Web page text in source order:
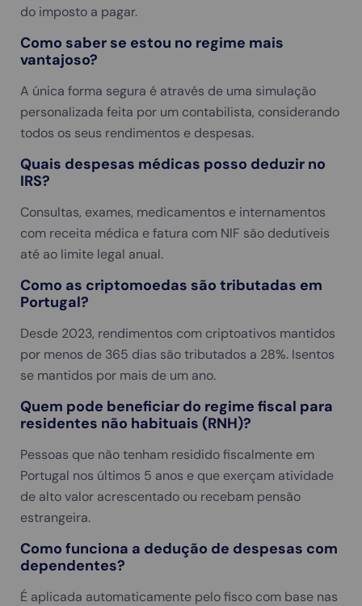
do imposto a pagar.
Como saber se estou no regime mais
vantajoso?
A única forma segura é através de uma simulação
personalizada feita por um contabilista, considerando
todos os seus rendimentos e despesas.
Quais despesas médicas posso deduzir no
IRS?
Consultas, exames, medicamentos e internamentos
com receita médica e fatura com NIF são dedutíveis
até ao limite legal anual.
Como as criptomoedas são tributadas em
Portugal?
Desde 2023, rendimentos com criptoativos mantidos
por menos de 365 dias são tributados a 28%. Isentos
se mantidos por mais de um ano.
Quem pode beneficiar do regime fiscal para
residentes não habituais (RNH)?
Pessoas que não tenham residido fiscalmente em
Portugal nos últimos 5 anos e que exerçam atividade
de alto valor acrescentado ou recebam pensão
estrangeira.
Como funciona a dedução de despesas com
dependentes?
É aplicada automaticamente pelo fisco com base nas